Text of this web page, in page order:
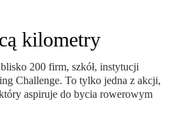
kilometry
200 firm, szkół, instytucji
Challenge. To tylko jedna z akcji,
aspiruje do bycia rowerowym